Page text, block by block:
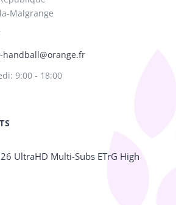
Malgrange
9:00 - 18:00
UltraHD Multi-Subs ETrG High